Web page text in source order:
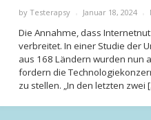
by Testerapsy Januar 18, 2024
Die Annahme, dass
verbreitet. In einer Studie der
aus 168 Ländern wurden nun
fordern die
zu stellen. „In den letzten zwei